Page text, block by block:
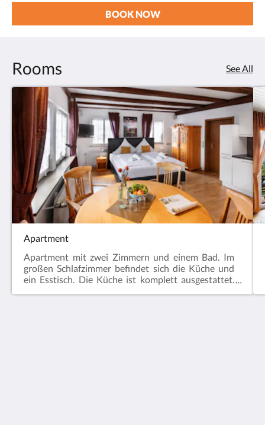
BOOK NOW
Rooms See All
Apartment
Apartment mit zwei Zimmern und einem Bad. Im
großen Schlafzimmer befindet sich die Küche und
ein Esstisch. Die Küche ist komplett ausgestattet.